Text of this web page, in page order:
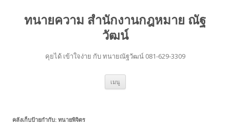
ทนายความ สำนักงานกฎหมาย ณัฐ
วัฒน์
คุยได้ เข้าใจง่าย กับ ทนายณัฐวัฒน์ 081-629-3309
เมนู ข้าม
ยัง
คลังเก็บป้ายกำกับ: ทนายพิจิตร